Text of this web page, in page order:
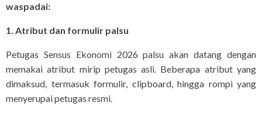
waspadai:
1. Atribut dan formulir palsu
Petugas Sensus Ekonomi 2026 palsu akan datang dengan
memakai atribut mirip petugas asli. Beberapa atribut yang
dimaksud, termasuk formulir, clipboard, hingga rompi yang
menyerupai petugas resmi.